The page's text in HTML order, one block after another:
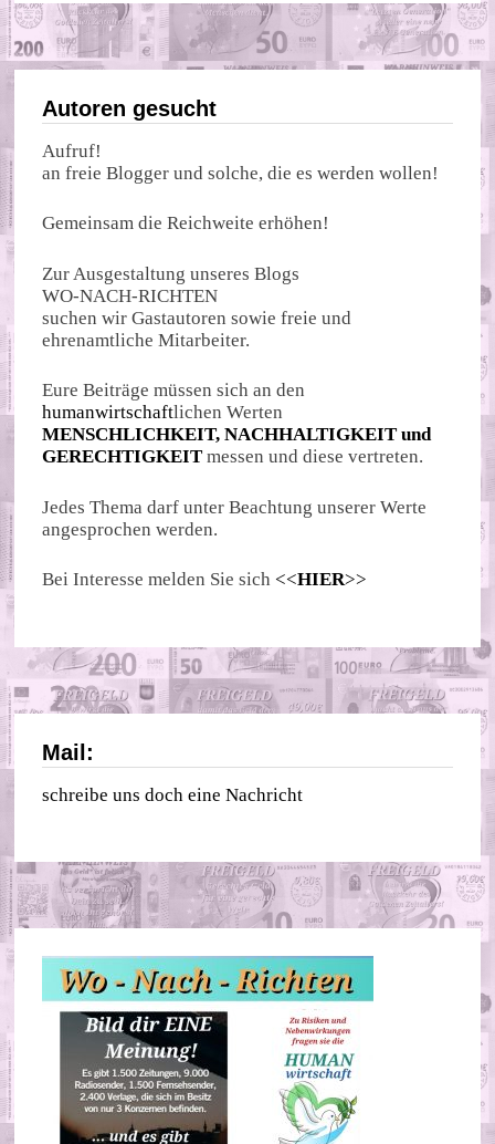
Autoren gesucht
Aufruf!
an freie Blogger und solche, die es werden wollen!
Gemeinsam die Reichweite erhöhen!
Zur Ausgestaltung unseres Blogs
WO-NACH-RICHTEN
suchen wir Gastautoren sowie freie und
ehrenamtliche Mitarbeiter.
Eure Beiträge müssen sich an den
humanwirtschaftlichen Werten
MENSCHLICHKEIT, NACHHALTIGKEIT und
GERECHTIGKEIT messen und diese vertreten.
Jedes Thema darf unter Beachtung unserer Werte
angesprochen werden.
Bei Interesse melden Sie sich <<HIER>>
Mail:
schreibe uns doch eine Nachricht